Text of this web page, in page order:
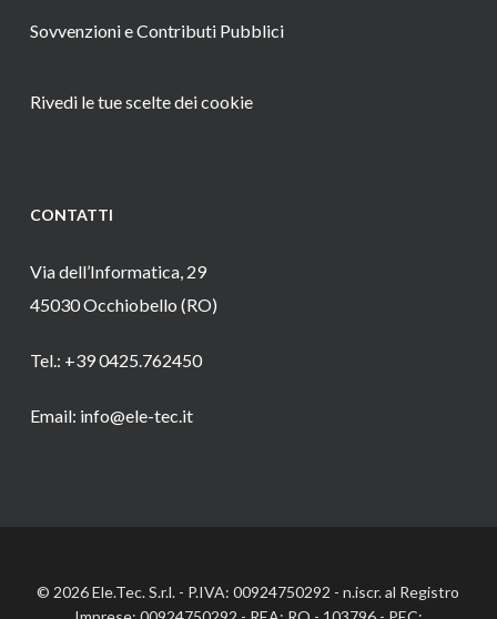
Sovvenzioni e Contributi Pubblici
Rivedi le tue scelte dei cookie
CONTATTI
Via dell’Informatica, 29
45030 Occhiobello (RO)
Tel.: +39 0425.762450
Email: info@ele-tec.it
© 2026 Ele.Tec. S.r.l. - P.IVA: 00924750292 - n.iscr. al Registro